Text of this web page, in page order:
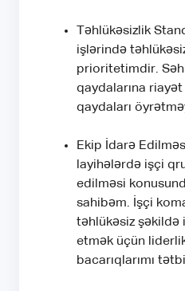
Təhlükəsizlik
işlərində
prioritetimdir.
qaydalarına
qaydaları
Ekip İdarə
layihələrdə işçi
edilməsi
sahibəm. İşçi
təhlükəsiz şəkildə
etmək üçün
bacarıqlarımı